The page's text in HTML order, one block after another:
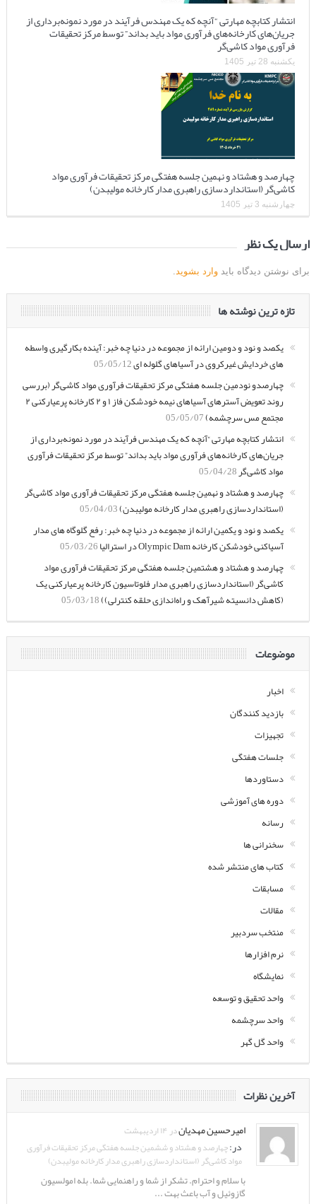
انتشار کتابچه مهارتی “آنچه که یک مهندس فرآیند در مورد نمونه‌برداری از
جریان‌های کارخانه‌های فرآوری مواد باید بداند” توسط مرکز تحقیقات
فرآوری مواد کاشی‌گر
یکشنبه 28 تیر 1405
چهارصد و هشتاد و نهمین جلسه هفتگی مرکز تحقیقات فرآوری مواد
کاشی‌گر (استانداردسازی راهبری مدار کارخانه مولیبدن)
چهارشنبه 3 تیر 1405
ارسال یک نظر
برای نوشتن دیدگاه باید وارد بشوید.
تازه ترین نوشته ها
یکصد و نود و دومین ارائه از مجموعه در دنیا چه خبر: آینده بکارگیری واسطه
های خردایش غیرکروی در آسیاهای گلوله ای05/05/12
چهارصدو نودمین جلسه هفتگی مرکز تحقیقات فرآوری مواد کاشی‌گر (بررسی
روند تعویض آسترهای آسیاهای نیمه خودشکن فاز ۱ و ۲ کارخانه پرعیارکنی ۲
مجتمع مس سرچشمه)05/05/07
انتشار کتابچه مهارتی “آنچه که یک مهندس فرآیند در مورد نمونه‌برداری از
جریان‌های کارخانه‌های فرآوری مواد باید بداند” توسط مرکز تحقیقات فرآوری
مواد کاشی‌گر05/04/28
چهارصد و هشتاد و نهمین جلسه هفتگی مرکز تحقیقات فرآوری مواد کاشی‌گر
(استانداردسازی راهبری مدار کارخانه مولیبدن)05/04/03
یکصد و نود و یکمین ارائه از مجموعه در دنیا چه خبر: رفع گلوگاه های مدار
آسیاکنی خودشکن کارخانه Olympic Dam در استرالیا
05/03/26
چهارصد و هشتاد و هشتمین جلسه هفتگی مرکز تحقیقات فرآوری مواد
کاشی‌گر (استانداردسازی راهبری مدار فلوتاسیون کارخانه پرعیارکنی یک
(کاهش دانسیته شیرآهک و راه‌اندازی حلقه کنترلی))05/03/18
موضوعات
اخبار
بازدید کنندگان
تجهیزات
جلسات هفتگی
دستاوردها
دوره های آموزشی
رسانه
سخنرانی ها
کتاب های منتشر شده
مسابقات
مقالات
منتخب سردبیر
نرم افزارها
نمایشگاه
واحد تحقیق و توسعه
واحد سرچشمه
واحد گل گهر
آخرین نظرات
امیرحسین مهدیاندر ۱۴ اردیبهشت
در:چهارصد و هشتاد و ششمین جلسه هفتگی مرکز تحقیقات فرآوری
مواد کاشی‌گر (استانداردسازی راهبری مدار کارخانه مولیبدن)
با سلام و احترام. تشکر از شما و راهنمایی شما. بله امولسیون
گازوئیل و آب باعث بهت ...